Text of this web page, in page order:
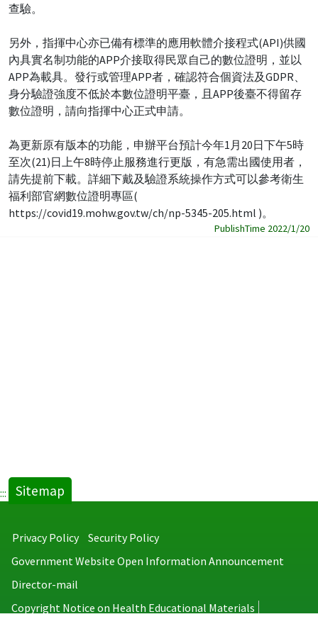
查驗。
另外，指揮中心亦已備有標準的應用軟體介接程式(API)供國
內具實名制功能的APP介接取得民眾自己的數位證明，並以
APP為載具。發行或管理APP者，確認符合個資法及GDPR、
身分驗證強度不低於本數位證明平臺，且APP後臺不得留存
數位證明，請向指揮中心正式申請。
為更新原有版本的功能，申辦平台預計今年1月20日下午5時
至次(21)日上午8時停止服務進行更版，有急需出國使用者，
請先提前下載。詳細下戴及驗證系統操作方式可以參考衛生
福利部官網數位證明專區(
https://covid19.mohw.gov.tw/ch/np-5345-205.html )。
PublishTime 2022/1/20
::: Sitemap
Privacy Policy
Security Policy
Government Website Open Information Announcement
Director-mail
Copyright Notice on Health Educational Materials